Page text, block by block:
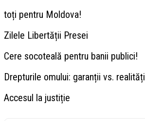
toți pentru Moldova!
Zilele Libertății Presei
Cere socoteală pentru banii publici!
Drepturile omului: garanții vs. realități
Accesul la justiție